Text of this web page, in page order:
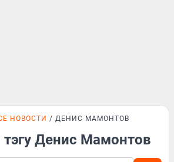
НОВОСТИ ДЕНИС МАМОНТОВ
Денис Мамонтов